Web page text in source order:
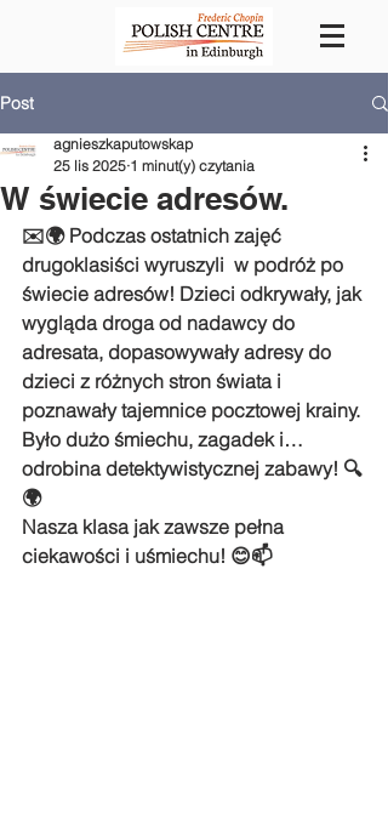
Post
W świecie adresów.
agnieszkaputowskap
25 lis 2025 1 minut(y) czytania
✉️🌍 Podczas ostatnich zajęć
drugoklasiści wyruszyli  w podróż po
świecie adresów! Dzieci odkrywały, jak
wygląda droga od nadawcy do
adresata, dopasowywały adresy do
dzieci z różnych stron świata i
poznawały tajemnice pocztowej krainy.
Było dużo śmiechu, zagadek i…
odrobina detektywistycznej zabawy! 🔍
🌍
Nasza klasa jak zawsze pełna
ciekawości i uśmiechu! 😊📫